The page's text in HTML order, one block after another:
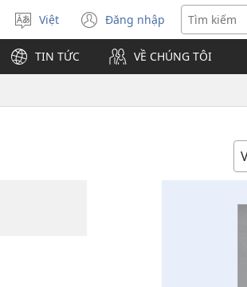
Chọn
ngôn
ngữ
Việt Đăng nhập
(mở
cửa
sổ
mới)
TIN TỨC VỀ CHÚNG TÔI